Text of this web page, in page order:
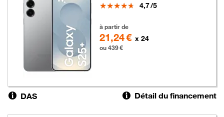
Note
4,7/5
à partir de
21,24 € x 24
ou 439 €
DAS Détail du financement